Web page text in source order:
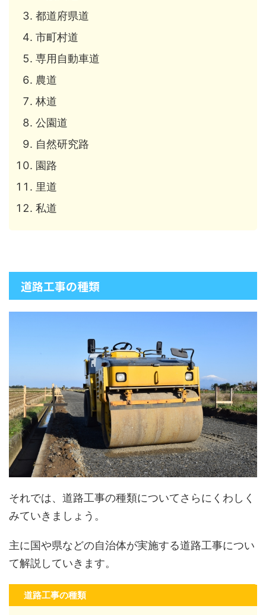
都道府県道
市町村道
専用自動車道
農道
林道
公園道
自然研究路
園路
里道
私道
道路工事の種類
それでは、道路工事の種類についてさらにくわしく
みていきましょう。
主に国や県などの自治体が実施する道路工事につい
て解説していきます。
道路工事の種類